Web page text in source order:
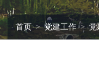
首页 党建工作 党